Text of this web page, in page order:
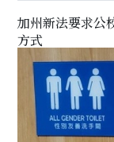
加州新法要求公
方式